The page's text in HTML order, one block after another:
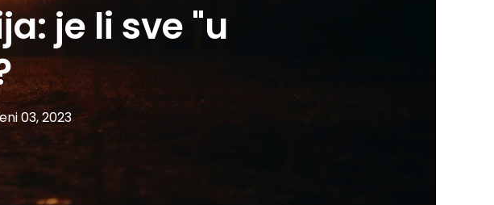
je li sve "u
03, 2023